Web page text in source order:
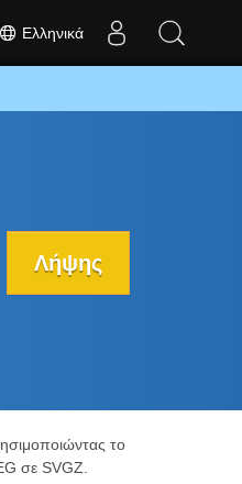
Ελληνικά
Λήψης
το
σε SVGZ.